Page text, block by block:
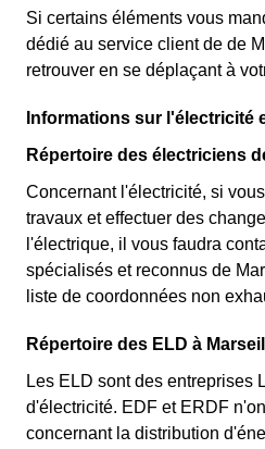
Si certains éléments vous
dédié au service client de de
retrouver en se déplaçant à
Informations sur l'électricité
Répertoire des électriciens
Concernant l'électricité, si
travaux et effectuer des
l'électrique, il vous faudra
spécialisés et reconnus de
liste de coordonnées non
Répertoire des ELD à
Les ELD sont des entreprises
d'électricité. EDF et ERDF
concernant la distribution